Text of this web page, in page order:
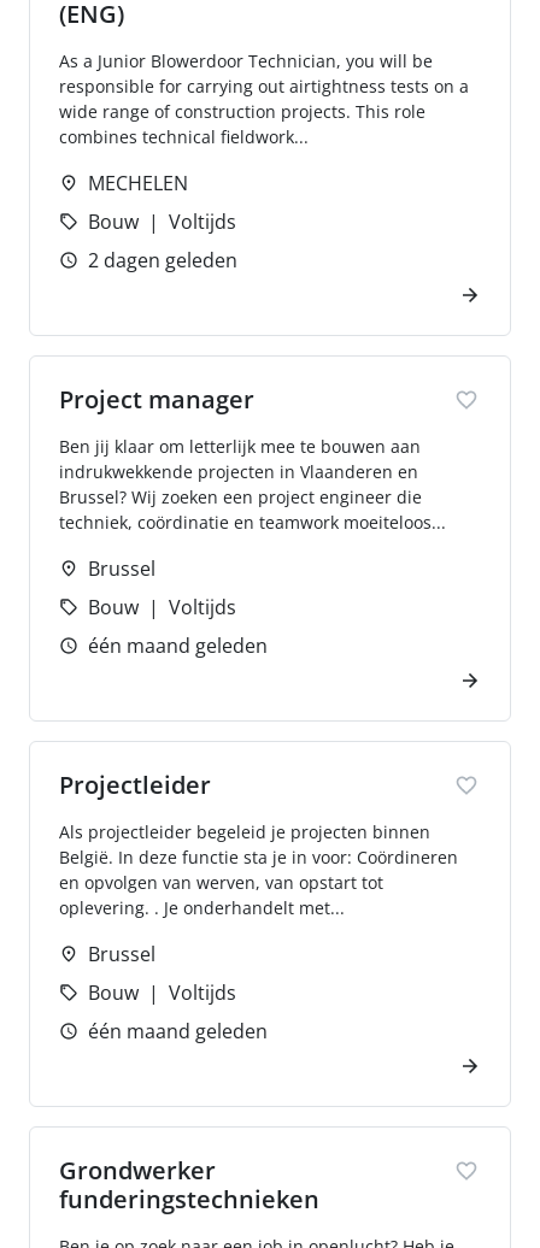
(ENG)
As a Junior Blowerdoor Technician, you will be
responsible for carrying out airtightness tests on a
wide range of construction projects. This role
combines technical fieldwork...
MECHELEN
Bouw
Voltijds
2 dagen geleden
Project manager
Ben jij klaar om letterlijk mee te bouwen aan
indrukwekkende projecten in Vlaanderen en
Brussel? Wij zoeken een project engineer die
techniek, coördinatie en teamwork moeiteloos...
Brussel
Bouw
Voltijds
één maand geleden
Projectleider
Als projectleider begeleid je projecten binnen
België. In deze functie sta je in voor: Coördineren
en opvolgen van werven, van opstart tot
oplevering. . Je onderhandelt met...
Brussel
Bouw
Voltijds
één maand geleden
Grondwerker
funderingstechnieken